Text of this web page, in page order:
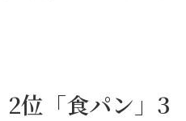
位「食パン」3